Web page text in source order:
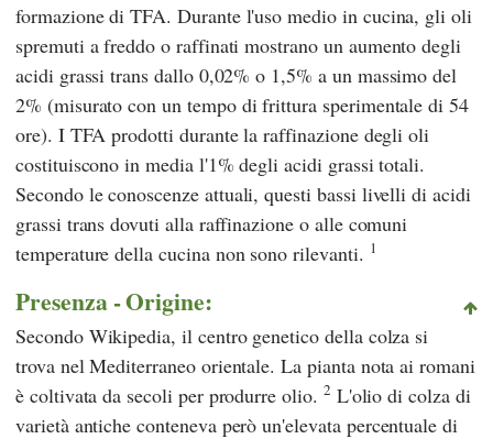
formazione di TFA. Durante l'uso medio in cucina, gli oli
spremuti a freddo o raffinati mostrano un aumento degli
acidi grassi trans dallo 0,02% o 1,5% a un massimo del
2% (misurato con un tempo di frittura sperimentale di 54
ore). I TFA prodotti durante la raffinazione degli oli
costituiscono in media l'1% degli acidi grassi totali.
Secondo le conoscenze attuali, questi bassi livelli di acidi
grassi trans dovuti alla raffinazione o alle comuni
temperature della cucina non sono rilevanti. 1
Presenza - Origine:
Secondo Wikipedia, il centro genetico della colza si
trova nel Mediterraneo orientale. La pianta nota ai romani
è coltivata da secoli per produrre olio. 2 L'olio di colza di
varietà antiche conteneva però un'elevata percentuale di